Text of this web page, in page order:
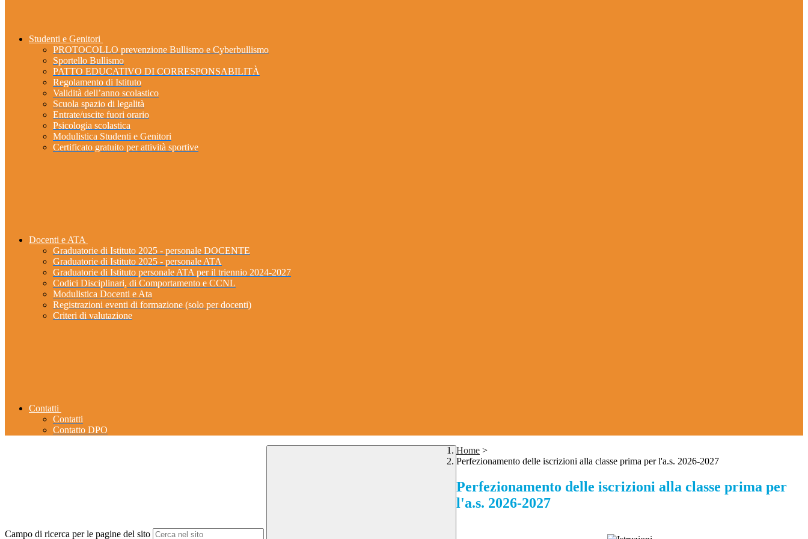
Studenti e Genitori
PROTOCOLLO prevenzione Bullismo e Cyberbullismo
Sportello Bullismo
PATTO EDUCATIVO DI CORRESPONSABILITÀ
Regolamento di Istituto
Validità dell’anno scolastico
Scuola spazio di legalità
Entrate/uscite fuori orario
Psicologia scolastica
Modulistica Studenti e Genitori
Certificato gratuito per attività sportive
Docenti e ATA
Graduatorie di Istituto 2025 - personale DOCENTE
Graduatorie di Istituto 2025 - personale ATA
Graduatorie di Istituto personale ATA per il triennio 2024-2027
Codici Disciplinari, di Comportamento e CCNL
Modulistica Docenti e Ata
Registrazioni eventi di formazione (solo per docenti)
Criteri di valutazione
Contatti
Contatti
Contatto DPO
Campo di ricerca per le pagine del sito
Home >
Perfezionamento delle iscrizioni alla classe prima per l'a.s. 2026-2027
Perfezionamento delle iscrizioni alla classe prima per
l'a.s. 2026-2027